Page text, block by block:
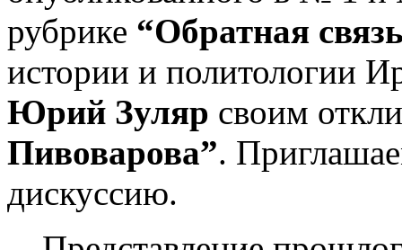
рубрике “Обратная
истории и политологии
Юрий Зуляр своим
Пивоварова”.
дискуссию.